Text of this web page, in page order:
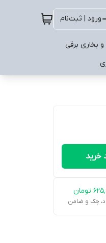
ورود | ثبت‌نام
بخاری برقی
خرید
تومان